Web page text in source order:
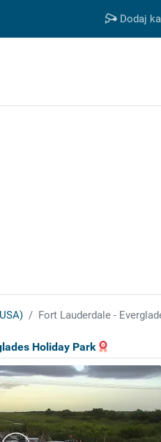
Dodaj
Fort Lauderdale -
Holiday Park